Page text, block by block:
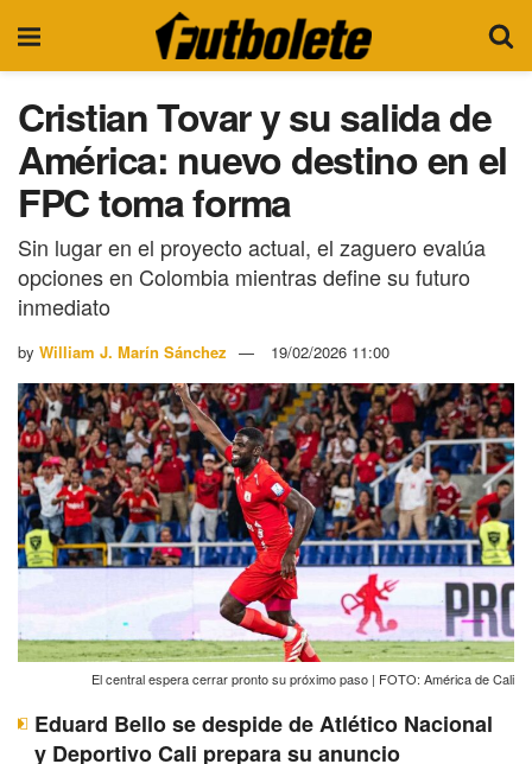
Cristian Tovar y su salida de
América: nuevo destino en el
FPC toma forma
Sin lugar en el proyecto actual, el zaguero evalúa
opciones en Colombia mientras define su futuro
inmediato
by William J. Marín Sánchez 19/02/2026 11:00
El central espera cerrar pronto su próximo paso | FOTO: América de Cali
Eduard Bello se despide de Atlético Nacional
y Deportivo Cali prepara su anuncio